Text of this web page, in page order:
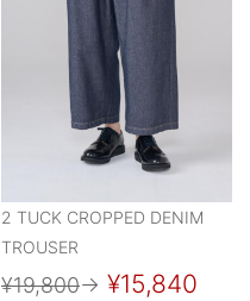
2 TUCK CROPPED DENIM
TROUSER
¥19,800→ ¥15,840